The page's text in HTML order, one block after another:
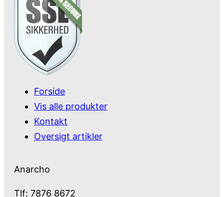
Forside
Vis alle produkter
Kontakt
Oversigt artikler
Anarcho
Tlf: 7876 8672